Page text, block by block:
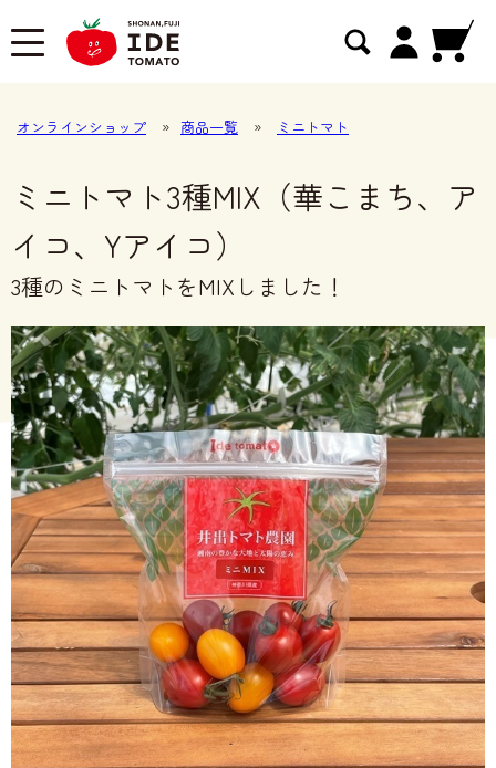
オンラインショップ » 商品一覧 » ミニトマト
ミニトマト3種MIX（華こまち、ア
イコ、Yアイコ）
3種のミニトマトをMIXしました！